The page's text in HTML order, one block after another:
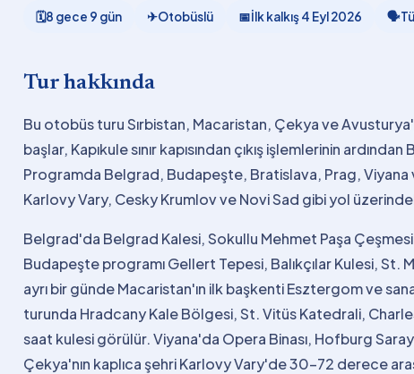
🗓8 gece 9 gün ✈Otobüslü 📅İlk kalkış4 Eyl 2026 🗣
Tur hakkında
Bu otobüs turu Sırbistan, Macaristan, Çekya ve
başlar, Kapıkule sınır kapısından çıkış işlemlerinin
Programda Belgrad, Budapeşte, Bratislava, Prag,
Karlovy Vary, Cesky Krumlov ve Novi Sad gibi yol
Belgrad'da Belgrad Kalesi, Sokullu Mehmet Paşa
Budapeşte programı Gellert Tepesi, Balıkçılar Kulesi, St.
ayrı bir günde Macaristan'ın ilk başkenti Esztergom ve
turunda Hradcany Kale Bölgesi, St. Vitüs Katedrali,
saat kulesi görülür. Viyana'da Opera Binası, Hofburg
Çekya'nın kaplıca şehri Karlovy Vary'de 30-72 derece